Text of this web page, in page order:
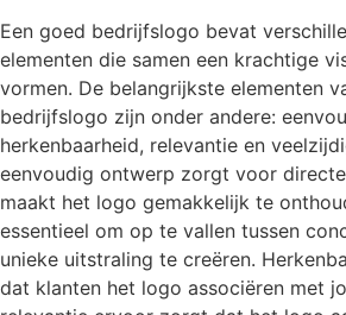
Een goed bedrijfslogo bevat
elementen die samen een krachtige
vormen. De belangrijkste elementen
bedrijfslogo zijn onder andere:
herkenbaarheid, relevantie en
eenvoudig ontwerp zorgt voor
maakt het logo gemakkelijk te
essentieel om op te vallen tussen
unieke uitstraling te creëren.
dat klanten het logo associëren met